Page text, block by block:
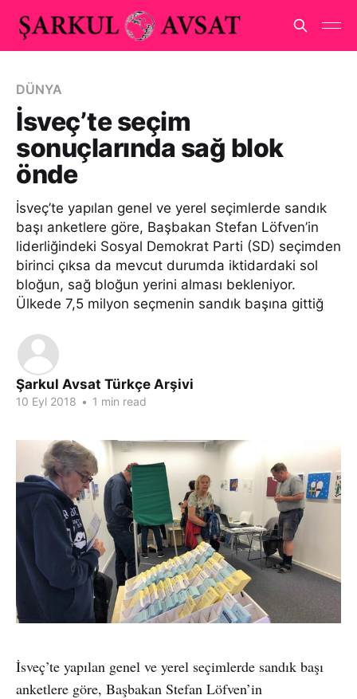
DÜNYA
İsveç’te seçim
sonuçlarında sağ blok
önde
İsveç’te yapılan genel ve yerel seçimlerde sandık
başı anketlere göre, Başbakan Stefan Löfven’in
liderliğindeki Sosyal Demokrat Parti (SD) seçimden
birinci çıksa da mevcut durumda iktidardaki sol
bloğun, sağ bloğun yerini alması bekleniyor.
Ülkede 7,5 milyon seçmenin sandık başına gittiğ
Şarkul Avsat Türkçe Arşivi
10 Eyl 2018 • 1 min read
İsveç’te yapılan genel ve yerel seçimlerde sandık başı
anketlere göre, Başbakan Stefan Löfven’in